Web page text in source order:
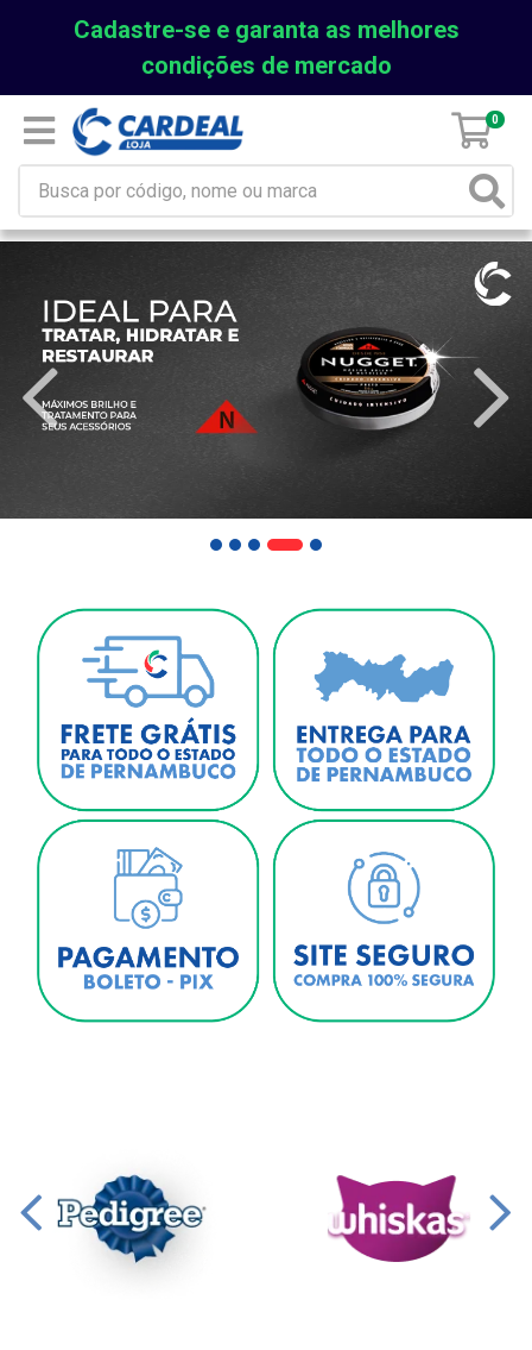
Cadastre-se e garanta as melhores
condições de mercado
0